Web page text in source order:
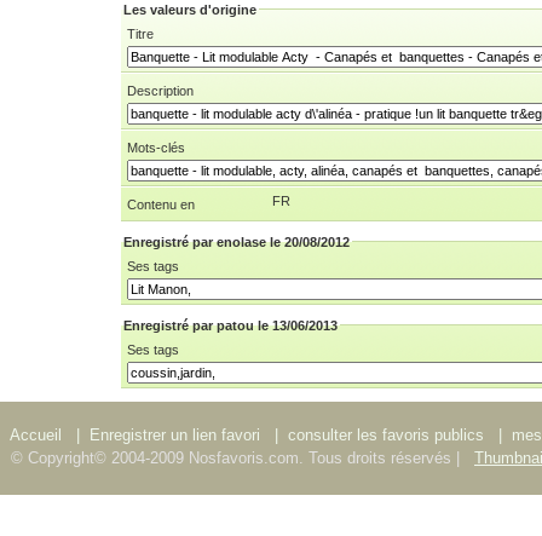
Les valeurs d'origine
Titre
Description
Mots-clés
Contenu en FR
Enregistré par enolase le 20/08/2012
Ses tags
Enregistré par patou le 13/06/2013
Ses tags
Accueil | Enregistrer un lien favori | consulter les favoris publics |
© Copyright© 2004-2009 Nosfavoris.com. Tous droits réservés |